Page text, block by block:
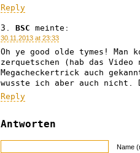
Reply
BSC meinte:
30.11.2013 at 23:33
Oh ye good olde tymes! Man
zerquetschen (hab das
Megacheckertrick auch
wusste ich aber auch nicht.
Reply
Antworten
Name